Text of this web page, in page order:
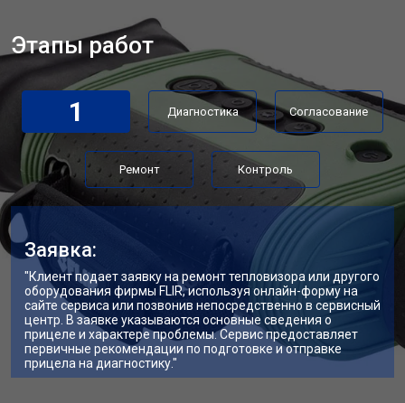
Этапы работ
1 Диагностика Согласование
Ремонт Контроль
Заявка:
"Клиент подает заявку на ремонт тепловизора или другого
оборудования фирмы FLIR, используя онлайн-форму на
сайте сервиса или позвонив непосредственно в сервисный
центр. В заявке указываются основные сведения о
прицеле и характере проблемы. Сервис предоставляет
первичные рекомендации по подготовке и отправке
прицела на диагностику."